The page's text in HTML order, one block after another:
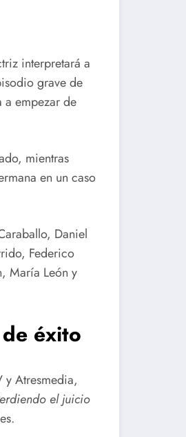
interpretará a
grave de
a empezar de
mientras
en un caso
Daniel
Federico
María León y
éxito
y Atresmedia,
el juicio